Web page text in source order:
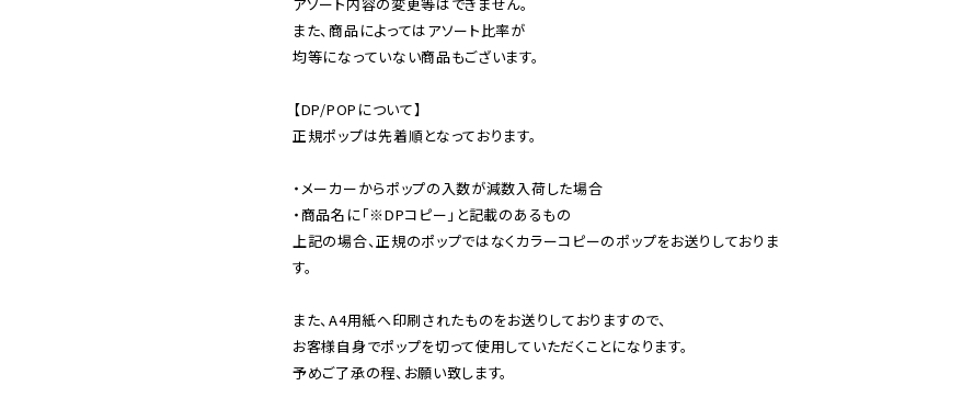
また、商品によってはアソート比率が
均等になっていない商品もございます。
【DP/POPについて】
正規ポップは先着順となっております。
・メーカーからポップの入数が減数入荷した場合
・商品名に「※DPコピー」と記載のあるもの
上記の場合、正規のポップではなくカラーコピーのポップをお送りしておりま
す。
また、A4用紙へ印刷されたものをお送りしておりますので、
お客様自身でポップを切って使用していただくことになります。
予めご了承の程、お願い致します。